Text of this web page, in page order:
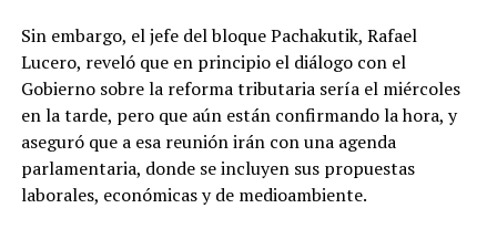
Sin embargo, el jefe del bloque Pachakutik, Rafael
Lucero, reveló que en principio el diálogo con el
Gobierno sobre la reforma tributaria sería el miércoles
en la tarde, pero que aún están confirmando la hora, y
aseguró que a esa reunión irán con una agenda
parlamentaria, donde se incluyen sus propuestas
laborales, económicas y de medioambiente.